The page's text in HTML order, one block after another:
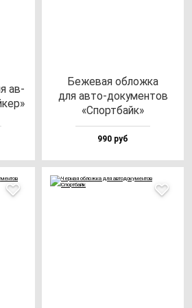
ав­
Беже­вая об­лож­ка
для ав­то-до­ку­мен­тов
«Спор­тбайк»
990 руб